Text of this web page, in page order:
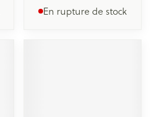
En rupture de stock